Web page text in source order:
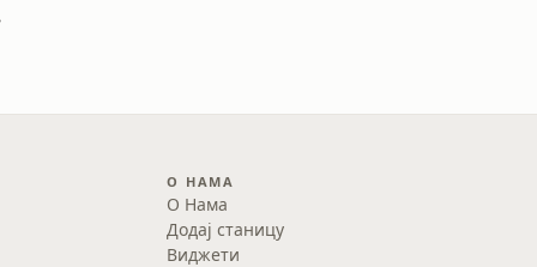
О НАМА
О Нама
Додај станицу
Виджети